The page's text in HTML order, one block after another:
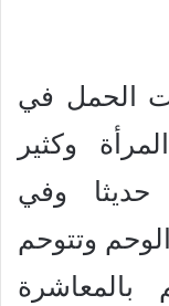
الحمل في
وكثير
وفي
وتتوحم
بالمعاشرة